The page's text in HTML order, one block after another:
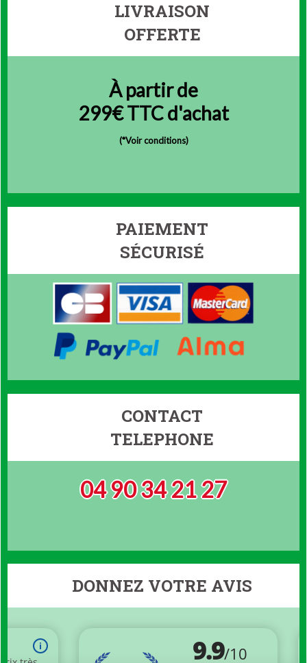
LIVRAISON
OFFERTE
À partir de
299€ TTC d'achat
(*Voir conditions)
PAIEMENT
SÉCURISÉ
CONTACT
TELEPHONE
04 90 34 21 27
DONNEZ VOTRE AVIS